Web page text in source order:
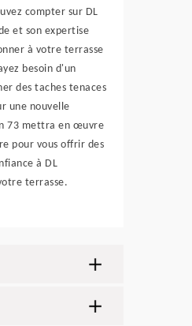
compter sur DL
et son expertise
à votre terrasse
besoin d'un
des taches tenaces
une nouvelle
73 mettra en œuvre
pour vous offrir des
à DL
terrasse.